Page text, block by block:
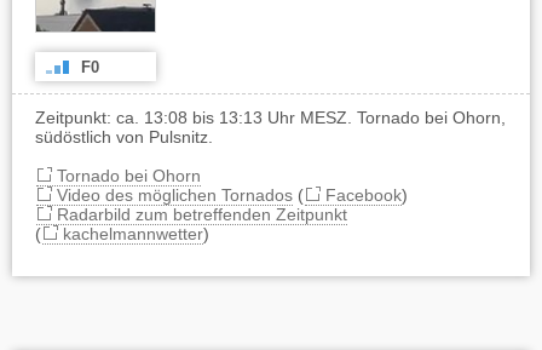
F0
Zeitpunkt: ca. 13:08 bis 13:13 Uhr MESZ. Tornado bei Ohorn,
südöstlich von Pulsnitz.
Tornado bei Ohorn
Video des möglichen Tornados( Facebook)
Radarbild zum betreffenden Zeitpunkt
(
kachelmannwetter)